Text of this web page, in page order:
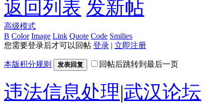
返回列表 发新帖
高级模式
B Color Image Link Quote Code Smilies
您需要登录后才可以回帖 登录 | 立即注册
本版积分规则 发表回复 回帖后跳转到最后一页
违法信息处理|武汉论坛